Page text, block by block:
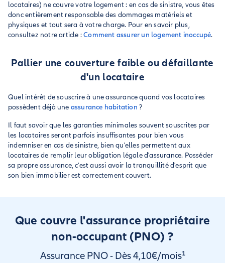
locataires) ne couvre votre logement : en cas de sinistre, vous êtes
donc entièrement responsable des dommages matériels et
physiques et tout sera à votre charge. Pour en savoir plus,
consultez notre article :Comment assurer un logement inoccupé.
Pallier une couverture faible ou défaillante
d'un locataire
Quel intérêt de souscrire à une assurance quand vos locataires
possèdent déjà une assurance habitation ?
Il faut savoir que les garanties minimales souvent souscrites par
les locataires seront parfois insuffisantes pour bien vous
indemniser en cas de sinistre, bien qu'elles permettent aux
locataires de remplir leur obligation légale d'assurance. Posséder
sa propre assurance, c'est aussi avoir la tranquillité d'esprit que
son bien immobilier est correctement couvert.
Que couvre l'assurance propriétaire
non-occupant (PNO) ?
Assurance PNO - Dès 4,10€/mois¹